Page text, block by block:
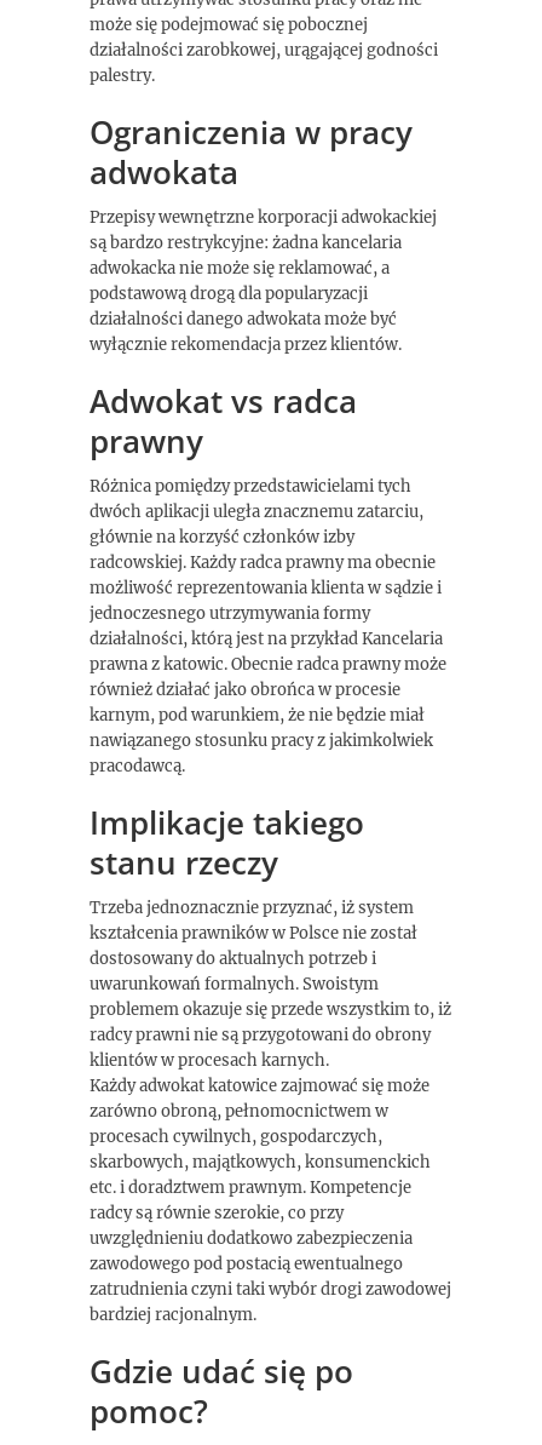
może się podejmować się pobocznej
działalności zarobkowej, urągającej godności
palestry.
Ograniczenia w pracy
adwokata
Przepisy wewnętrzne korporacji adwokackiej
są bardzo restrykcyjne: żadna kancelaria
adwokacka nie może się reklamować, a
podstawową drogą dla popularyzacji
działalności danego adwokata może być
wyłącznie rekomendacja przez klientów.
Adwokat vs radca
prawny
Różnica pomiędzy przedstawicielami tych
dwóch aplikacji uległa znacznemu zatarciu,
głównie na korzyść członków izby
radcowskiej. Każdy radca prawny ma obecnie
możliwość reprezentowania klienta w sądzie i
jednoczesnego utrzymywania formy
działalności, którą jest na przykład Kancelaria
prawna z katowic. Obecnie radca prawny może
również działać jako obrońca w procesie
karnym, pod warunkiem, że nie będzie miał
nawiązanego stosunku pracy z jakimkolwiek
pracodawcą.
Implikacje takiego
stanu rzeczy
Trzeba jednoznacznie przyznać, iż system
kształcenia prawników w Polsce nie został
dostosowany do aktualnych potrzeb i
uwarunkowań formalnych. Swoistym
problemem okazuje się przede wszystkim to, iż
radcy prawni nie są przygotowani do obrony
klientów w procesach karnych.
Każdy adwokat katowice zajmować się może
zarówno obroną, pełnomocnictwem w
procesach cywilnych, gospodarczych,
skarbowych, majątkowych, konsumenckich
etc. i doradztwem prawnym. Kompetencje
radcy są równie szerokie, co przy
uwzględnieniu dodatkowo zabezpieczenia
zawodowego pod postacią ewentualnego
zatrudnienia czyni taki wybór drogi zawodowej
bardziej racjonalnym.
Gdzie udać się po
pomoc?